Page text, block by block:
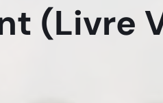
(Livre